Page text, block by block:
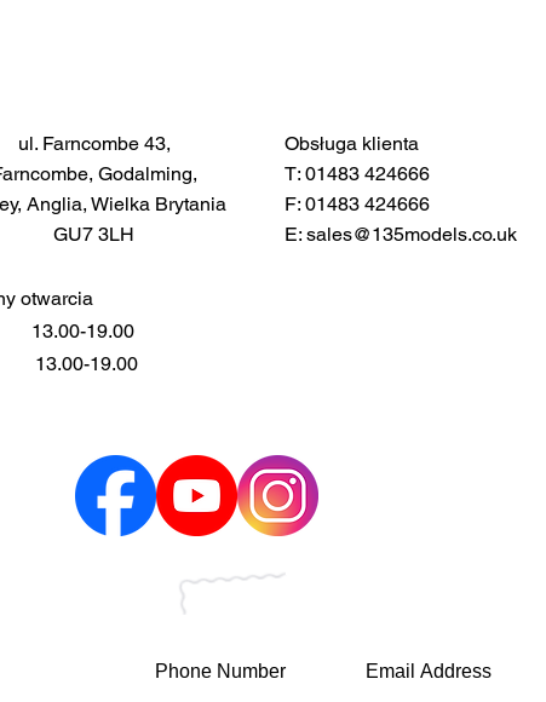
ul. Farncombe 43,
Godalming,
Anglia, Wielka Brytania
GU7 3LH
otwarcia
13.00-19.00
13.00-19.00
Obsługa klienta
T: 01483 424666
F: 01483 424666
E: sales@135models.co.uk